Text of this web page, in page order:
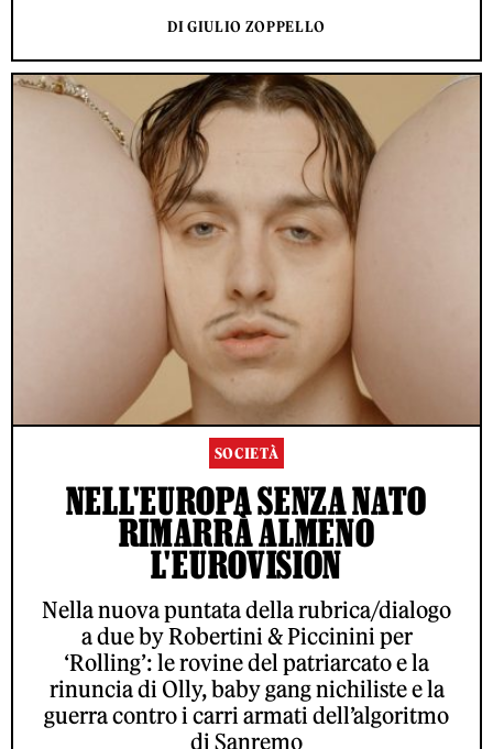
DI GIULIO ZOPPELLO
SOCIETÀ
NELL'EUROPA SENZA NATO
RIMARRÀ ALMENO
L'EUROVISION
Nella nuova puntata della rubrica/dialogo
a due by Robertini & Piccinini per
‘Rolling’: le rovine del patriarcato e la
rinuncia di Olly, baby gang nichiliste e la
guerra contro i carri armati dell’algoritmo
di Sanremo